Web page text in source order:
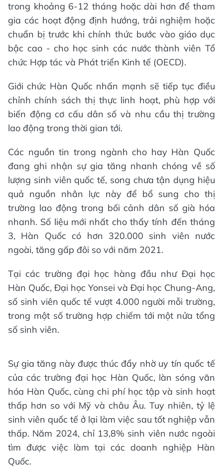
trong khoảng 6-12 tháng hoặc dài hơn để tham
gia các hoạt động định hướng, trải nghiệm hoặc
chuẩn bị trước khi chính thức bước vào giáo dục
bậc cao - cho học sinh các nước thành viên Tổ
chức Hợp tác và Phát triển Kinh tế (OECD).
Giới chức Hàn Quốc nhấn mạnh sẽ tiếp tục điều
chỉnh chính sách thị thực linh hoạt, phù hợp với
biến động cơ cấu dân số và nhu cầu thị trường
lao động trong thời gian tới.
Các nguồn tin trong ngành cho hay Hàn Quốc
đang ghi nhận sự gia tăng nhanh chóng về số
lượng sinh viên quốc tế, song chưa tận dụng hiệu
quả nguồn nhân lực này để bổ sung cho thị
trường lao động trong bối cảnh dân số già hóa
nhanh. Số liệu mới nhất cho thấy tính đến tháng
3, Hàn Quốc có hơn 320.000 sinh viên nước
ngoài, tăng gấp đôi so với năm 2021.
Tại các trường đại học hàng đầu như Đại học
Hàn Quốc, Đại học Yonsei và Đại học Chung-Ang,
số sinh viên quốc tế vượt 4.000 người mỗi trường,
trong một số trường hợp chiếm tới một nửa tổng
số sinh viên.
Sự gia tăng này được thúc đẩy nhờ uy tín quốc tế
của các trường đại học Hàn Quốc, làn sóng văn
hóa Hàn Quốc, cùng chi phí học tập và sinh hoạt
thấp hơn so với Mỹ và châu Âu. Tuy nhiên, tỷ lệ
sinh viên quốc tế ở lại làm việc sau tốt nghiệp vẫn
thấp. Năm 2024, chỉ 13,8% sinh viên nước ngoài
tìm được việc làm tại các doanh nghiệp Hàn
Quốc.